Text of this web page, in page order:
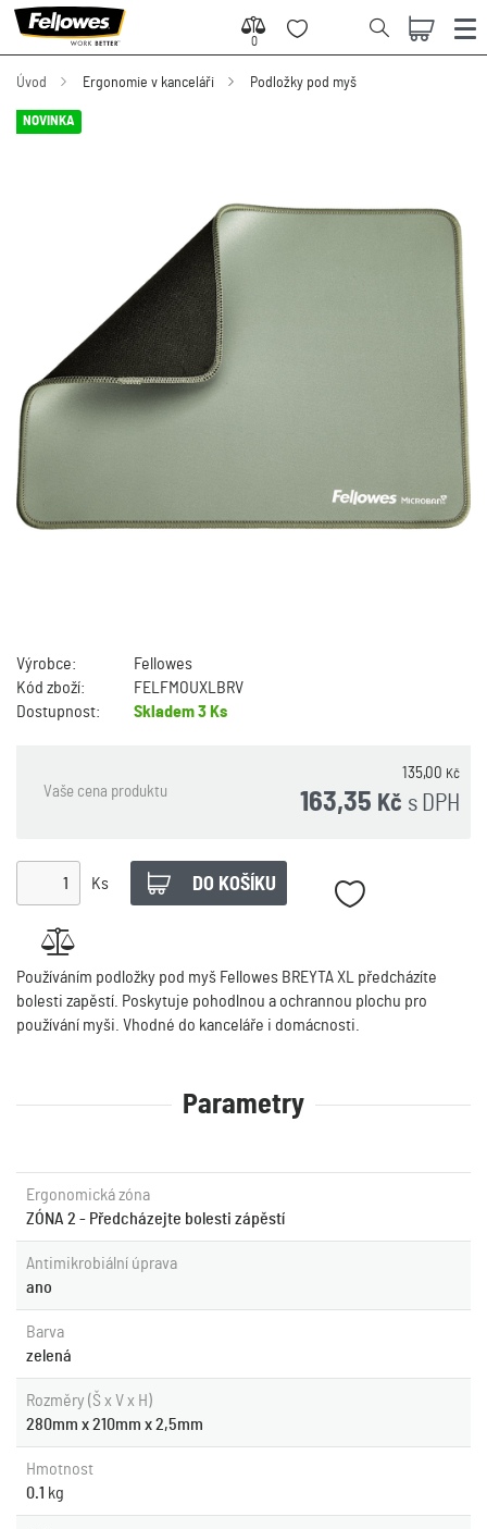
0
0
Úvod Ergonomie v kanceláři Podložky pod myš
NOVINKA
Výrobce:
Fellowes
Kód zboží:
FELFMOUXLBRV
Dostupnost:
Skladem3 Ks
Vaše cena produktu
135,00 Kč
s DPH
163,35 Kč
Ks
Používáním podložky pod myš Fellowes BREYTA XL předcházíte
bolesti zapěstí. Poskytuje pohodlnou a ochrannou plochu pro
používání myši. Vhodné do kanceláře i domácnosti.
Parametry
Ergonomická zóna
ZÓNA 2 - Předcházejte bolesti zápěstí
Antimikrobiální úprava
ano
Barva
zelená
Rozměry (Š x V x H)
280mm x 210mm x 2,5mm
Hmotnost
0.1 kg